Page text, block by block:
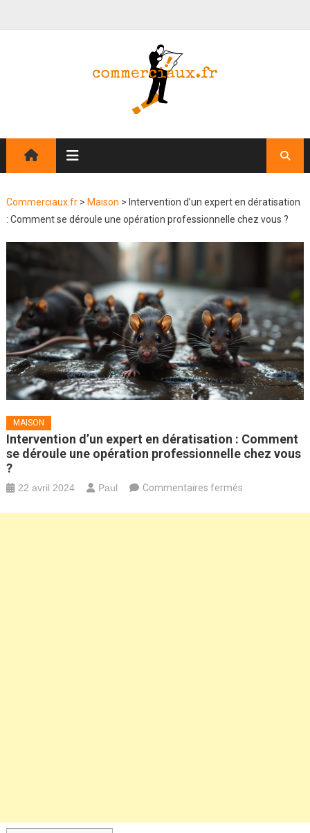
Commerciaux.fr> Maison > Intervention d’un expert en dératisation
: Comment se déroule une opération professionnelle chez vous ?
MAISON
Intervention d’un expert en dératisation : Comment
se déroule une opération professionnelle chez vous
?
22 avril 2024 Paul Commentaires ferméssur